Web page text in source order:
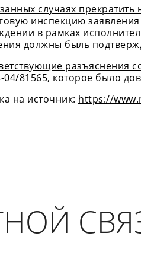
случаях
инспекцию
в рамках
должны быль
разъяснения
04/81565, которое было
на источник: https://